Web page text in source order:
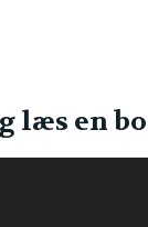
læs en